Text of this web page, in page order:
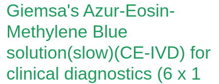
Giemsa's Azur-Eosin-
Methylene Blue
solution(slow)(CE-IVD) for
clinical diagnostics (6 x 1